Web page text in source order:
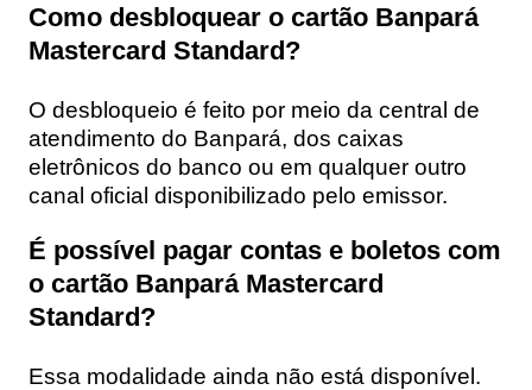
Como desbloquear o cartão Banpará
Mastercard Standard?
O desbloqueio é feito por meio da central de
atendimento do Banpará, dos caixas
eletrônicos do banco ou em qualquer outro
canal oficial disponibilizado pelo emissor.
É possível pagar contas e boletos com
o cartão Banpará Mastercard
Standard?
Essa modalidade ainda não está disponível.